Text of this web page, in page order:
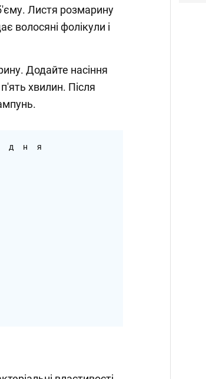
Листя розмарину
волосяні фолікули і
Додайте насіння
хвилин. Після
дня